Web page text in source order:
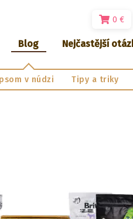
Blog
v núdzi Tipy a triky
Nejčastější
0 €